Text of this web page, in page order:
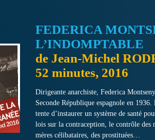
FEDERICA
L’INDOMPTABLE
de Jean-Michel
52 minutes, 2016
Dirigeante anarchiste, Federica
Seconde République espagnole en
tente d’instaurer un système de santé
lois sur la contraception, le contrôle des
mères célibataires, des prostituées…